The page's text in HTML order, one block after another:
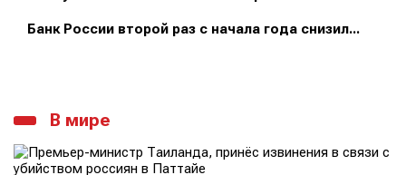
Банк России второй раз с начала года снизил...
В мире